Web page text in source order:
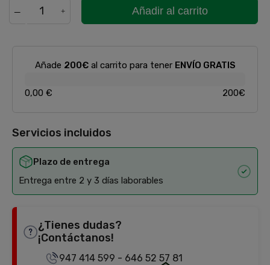
Añadir al carrito
Añade 200€al carrito para tener ENVÍO GRATIS
0,00 € 200€
Servicios incluidos
Plazo de entrega
Entrega entre 2 y 3 días laborables
¿Tienes dudas?
¡Contáctanos!
947 414 599 - 646 52 57 81